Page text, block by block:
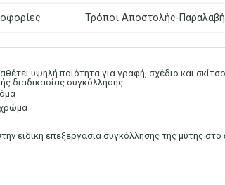
Τρόποι Αποστολής-
υψηλή ποιότητα για γραφή, σχέδιο και σκίτσο
διαδικασίας συγκόλλησης
ειδική επεξεργασία συγκόλλησης της μύτης